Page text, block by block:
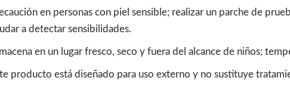
en personas con piel sensible; realizar un parche de
a detectar sensibilidades.
en un lugar fresco, seco y fuera del alcance de niños;
producto está diseñado para uso externo y no sustituye